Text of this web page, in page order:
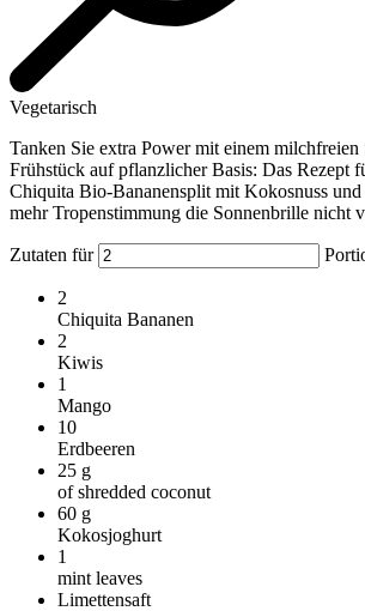
Vegetarisch
Tanken Sie extra Power mit einem milchfreien
Frühstück auf pflanzlicher Basis: Das Rezept
Chiquita Bio-Bananensplit mit Kokosnuss
mehr Tropenstimmung die Sonnenbrille nicht
Zutaten für
2
Chiquita Bananen
2
Kiwis
1
Mango
10
Erdbeeren
25 g
of shredded coconut
60 g
Kokosjoghurt
1
mint leaves
Limettensaft